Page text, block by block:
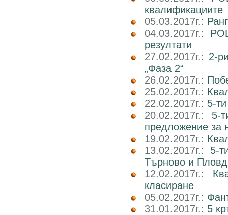
квалификациите
05.03.2017г.:
04.03.2017г.:
резултати
27.02.2017г.: 2-
„Фаза 2“
26.02.2017г.:
25.02.2017г.:
22.02.2017г.: 5-
20.02.2017г.: 5-
предложение за
19.02.2017г.:
13.02.2017г.: 5-
Търново и
12.02.2017г.:
класиране
05.02.2017г.:
31.01.2017г.: 5